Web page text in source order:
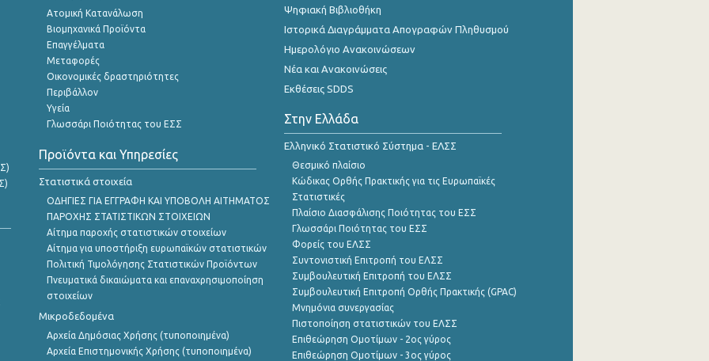
Ατομική Κατανάλωση
Βιομηχανικά Προϊόντα
Επαγγέλματα
Μεταφορές
Οικονομικές δραστηριότητες
Περιβάλλον
Υγεία
Γλωσσάρι Ποιότητας του ΕΣΣ
Προϊόντα και Υπηρεσίες
Στατιστικά στοιχεία
ΟΔΗΓΙΕΣ ΓΙΑ ΕΓΓΡΑΦΗ ΚΑΙ ΥΠΟΒΟΛΗ ΑΙΤΗΜΑΤΟΣ
ΠΑΡΟΧΗΣ ΣΤΑΤΙΣΤΙΚΩΝ ΣΤΟΙΧΕΙΩΝ
Αίτημα παροχής στατιστικών στοιχείων
Αίτημα για υποστήριξη ευρωπαϊκών στατιστικών
Πολιτική Τιμολόγησης Στατιστικών Προϊόντων
Πνευματικά δικαιώματα και επαναχρησιμοποίηση
στοιχείων
Μικροδεδομένα
Αρχεία Δημόσιας Χρήσης (τυποποιημένα)
Αρχεία Επιστημονικής Χρήσης (τυποποιημένα)
Ψηφιακή Βιβλιοθήκη
Ιστορικά Διαγράμματα Απογραφών Πληθυσμού
Ημερολόγιο Ανακοινώσεων
Νέα και Ανακοινώσεις
Εκθέσεις SDDS
Στην Ελλάδα
Ελληνικό Στατιστικό Σύστημα - ΕΛΣΣ
Θεσμικό πλαίσιο
Κώδικας Ορθής Πρακτικής για τις Ευρωπαϊκές
Στατιστικές
Πλαίσιο Διασφάλισης Ποιότητας του ΕΣΣ
Γλωσσάρι Ποιότητας του ΕΣΣ
Φορείς του ΕΛΣΣ
Συντονιστική Επιτροπή του ΕΛΣΣ
Συμβουλευτική Επιτροπή του ΕΛΣΣ
Συμβουλευτική Επιτροπή Ορθής Πρακτικής (GPAC)
Μνημόνια συνεργασίας
Πιστοποίηση στατιστικών του ΕΛΣΣ
Επιθεώρηση Ομοτίμων - 2ος γύρος
Επιθεώρηση Ομοτίμων - 3ος γύρος